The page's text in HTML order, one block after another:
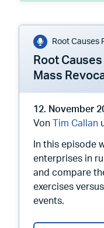
Root Causes
Root
Mass
12. November
Von
Tim Callan
In this episode
enterprises in
and compare
exercises
events.